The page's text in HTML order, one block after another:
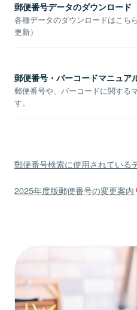
郵便番号データのダウンロード
各種データのダウンロードはこち
更新）
郵便番号・バーコードマニュア
郵便番号や、バーコードに関する
す。
郵便番号検索に使用されている
2025年度版郵便番号の変更案内